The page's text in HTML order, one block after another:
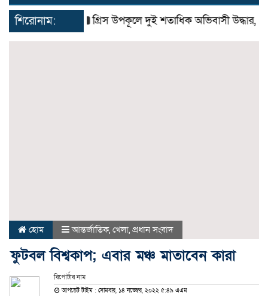
শিরোনাম: গ্রিস উপকূলে দুই শতাধিক অভিবাসী উদ্ধার, বেশির
হোম আন্তর্জাতিক, খেলা, প্রধান সংবাদ
ফুটবল বিশ্বকাপ; এবার মঞ্চ মাতাবেন কারা
রিপোর্টার নাম
আপডেট টাইম : সোমবার, ১৪ নভেম্বর, ২০২২ ৫:৪৯ এএম